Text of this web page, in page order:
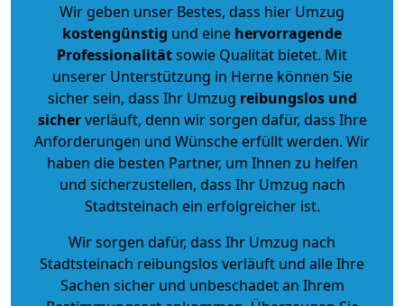
Wir geben unser Bestes, dass hier Umzug
kostengünstig und eine hervorragende
Professionalitätsowie Qualität bietet. Mit
unserer Unterstützung in Herne können Sie
sicher sein, dass Ihr Umzug reibungslos und
sicherverläuft, denn wir sorgen dafür, dass Ihre
Anforderungen und Wünsche erfüllt werden. Wir
haben die besten Partner, um Ihnen zu helfen
und sicherzustellen, dass Ihr Umzug nach
Stadtsteinach ein erfolgreicher ist.
Wir sorgen dafür, dass Ihr Umzug nach
Stadtsteinach reibungslos verläuft und alle Ihre
Sachen sicher und unbeschadet an Ihrem